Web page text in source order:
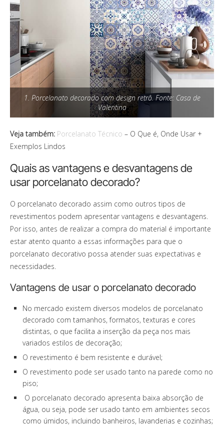
1. Porcelanato decorado com design retrô. Fonte: Casa de
Valentina
Veja também: Porcelanato Técnico – O Que é, Onde Usar +
Exemplos Lindos
Quais as vantagens e desvantagens de
usar porcelanato decorado?
O porcelanato decorado assim como outros tipos de
revestimentos podem apresentar vantagens e desvantagens.
Por isso, antes de realizar a compra do material é importante
estar atento quanto a essas informações para que o
porcelanato decorativo possa atender suas expectativas e
necessidades.
Vantagens de usar o porcelanato decorado
No mercado existem diversos modelos de porcelanato
decorado com tamanhos, formatos, texturas e cores
distintas, o que facilita a inserção da peça nos mais
variados estilos de decoração;
O revestimento é bem resistente e durável;
O revestimento pode ser usado tanto na parede como no
piso;
O porcelanato decorado apresenta baixa absorção de
água, ou seja, pode ser usado tanto em ambientes secos
como úmidos, incluindo banheiros, lavanderias e cozinhas;